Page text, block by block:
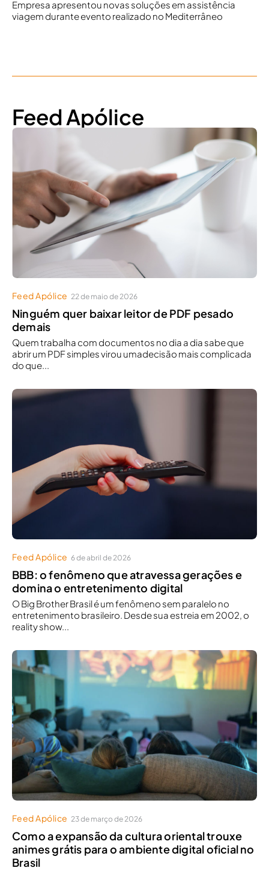
Empresa apresentou novas soluções em assistência
viagem durante evento realizado no Mediterrâneo
Feed Apólice
Feed Apólice 22 de maio de 2026
Ninguém quer baixar leitor de PDF pesado
demais
Quem trabalha com documentos no dia a dia sabe que
abrir um PDF simples virou umadecisão mais complicada
do que...
Feed Apólice 6 de abril de 2026
BBB: o fenômeno que atravessa gerações e
domina o entretenimento digital
O Big Brother Brasil é um fenômeno sem paralelo no
entretenimento brasileiro. Desde sua estreia em 2002, o
reality show...
Feed Apólice 23 de março de 2026
Como a expansão da cultura oriental trouxe
animes grátis para o ambiente digital oficial no
Brasil